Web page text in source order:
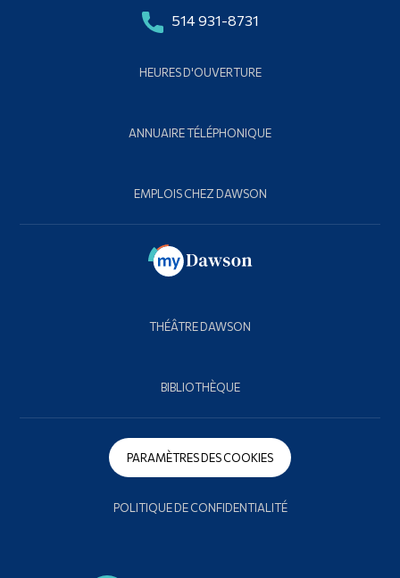
514 931-8731
HEURES D'OUVERTURE
ANNUAIRE TÉLÉPHONIQUE
EMPLOIS CHEZ DAWSON
THÉÂTRE DAWSON
BIBLIOTHÈQUE
PARAMÈTRES DES COOKIES
POLITIQUE DE CONFIDENTIALITÉ